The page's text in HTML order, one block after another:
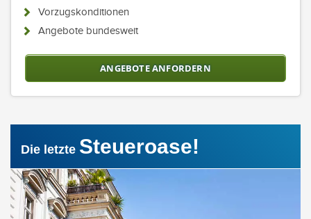
Vorzugskonditionen
Angebote bundesweit
ANGEBOTE ANFORDERN
Die letzte Steueroase!